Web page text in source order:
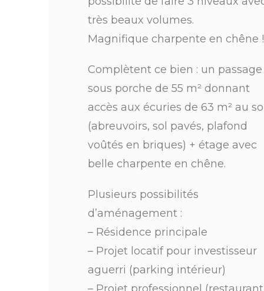
très beaux volumes.
Magnifique charpente en chêne !
Complètent ce bien : un passage
sous porche de 55 m² donnant
accès aux écuries de 63 m² au
(abreuvoirs, sol pavés, plafond
voûtés en briques) + étage avec
belle charpente en chêne.
Plusieurs possibilités
d’aménagement :
– Résidence principale
– Projet locatif pour investisseur
aguerri (parking intérieur)